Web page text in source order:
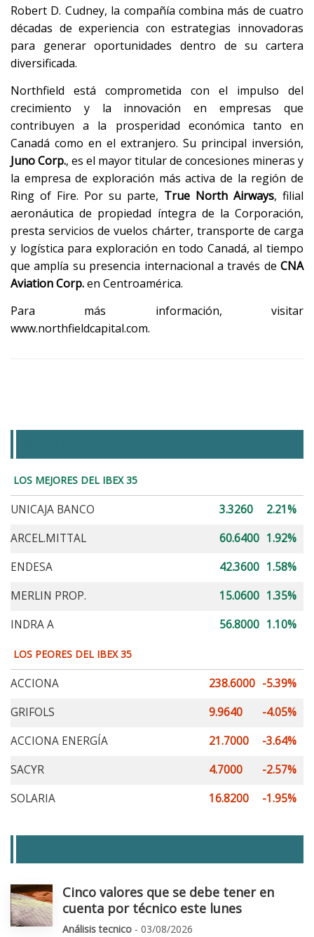
Robert D. Cudney, la compañía combina más de cuatro
décadas de experiencia con estrategias innovadoras
para generar oportunidades dentro de su cartera
diversificada.
Northfield está comprometida con el impulso del
crecimiento y la innovación en empresas que
contribuyen a la prosperidad económica tanto en
Canadá como en el extranjero. Su principal inversión,
Juno Corp., es el mayor titular de concesiones mineras y
la empresa de exploración más activa de la región de
Ring of Fire. Por su parte, True North Airways, filial
aeronáutica de propiedad íntegra de la Corporación,
presta servicios de vuelos chárter, transporte de carga
y logística para exploración en todo Canadá, al tiempo
que amplía su presencia internacional a través de CNA
Aviation Corp.en Centroamérica.
Para más información, visitar
www.northfieldcapital.com.
LOS MEJORES DEL IBEX 35
UNICAJA BANCO 3.3260
2.21%
ARCEL.MITTAL
60.6400 1.92%
ENDESA
42.3600 1.58%
MERLIN PROP.
15.0600 1.35%
INDRA A
56.8000 1.10%
LOS PEORES DEL IBEX 35
ACCIONA 238.6000 -5.39%
GRIFOLS
9.9640
-4.05%
ACCIONA ENERGÍA
21.7000
-3.64%
SACYR
4.7000
-2.57%
SOLARIA
16.8200 -1.95%
Cinco valores que se debe tener en
cuenta por técnico este lunes
Análisis tecnico - 03/08/2026